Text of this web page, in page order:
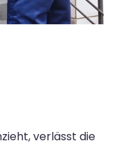
verlässt die